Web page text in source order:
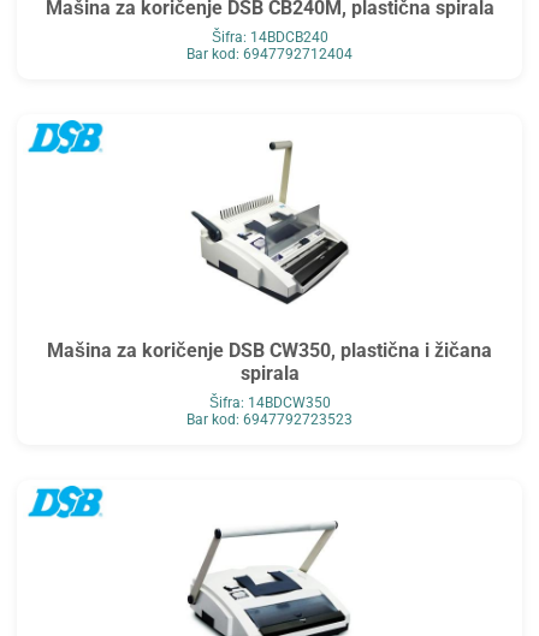
Mašina za koričenje DSB CB240M, plastična spirala
Šifra: 14BDCB240
Bar kod: 6947792712404
Mašina za koričenje DSB CW350, plastična i žičana
spirala
Šifra: 14BDCW350
Bar kod: 6947792723523